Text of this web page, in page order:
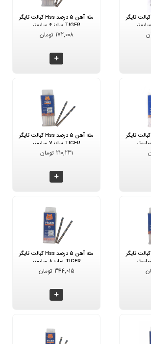
مته آهن 5 درصد Hss کبالت تایگر
مته آهن 5 درصد Hss کبالت تایگر
TIGER سایز 6 میلیمتر
172,008 تومان
مته آهن 5 درصد Hss کبالت تایگر
مته آهن 5 درصد Hss کبالت تایگر
TIGER سایز 7 میلیمتر
210,231 تومان
مته آهن 5 درصد Hss کبالت تایگر
مته آهن 5 درصد Hss کبالت تایگر
TIGER سایز 8 میلیمتر
344,015 تومان